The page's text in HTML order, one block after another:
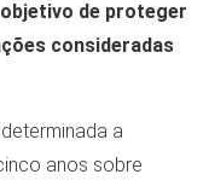
de proteger
consideradas
a
anos sobre